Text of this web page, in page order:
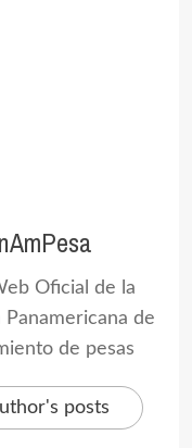
Oficial de la
Panamericana de
de pesas
posts